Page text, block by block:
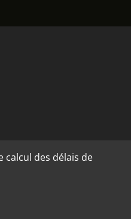
des délais de